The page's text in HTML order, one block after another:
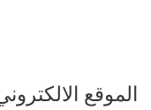
الموقع